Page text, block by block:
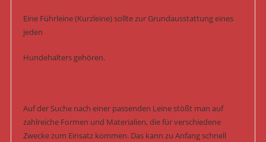
Eine Führleine (Kurzleine) sollte zur Grundausstattung eines
jeden
Hundehalters gehören.
Auf der Suche nach einer passenden Leine stößt man auf
zahlreiche Formen und Materialien, die für verschiedene
Zwecke zum Einsatz kommen. Das kann zu Anfang schnell